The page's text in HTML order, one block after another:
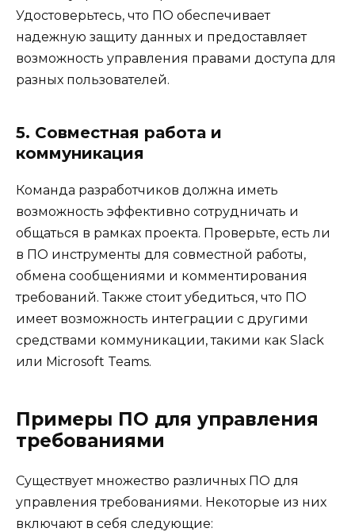
Удостоверьтесь, что ПО обеспечивает
надежную защиту данных и предоставляет
возможность управления правами доступа для
разных пользователей.
5. Совместная работа и
коммуникация
Команда разработчиков должна иметь
возможность эффективно сотрудничать и
общаться в рамках проекта. Проверьте, есть ли
в ПО инструменты для совместной работы,
обмена сообщениями и комментирования
требований. Также стоит убедиться, что ПО
имеет возможность интеграции с другими
средствами коммуникации, такими как Slack
или Microsoft Teams.
Примеры ПО для управления
требованиями
Существует множество различных ПО для
управления требованиями. Некоторые из них
включают в себя следующие: